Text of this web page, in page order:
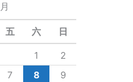
五 六 日
1
2
7 8
9